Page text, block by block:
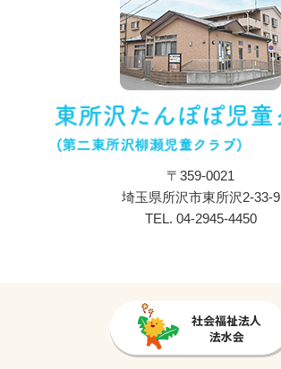
プライバシーポリシー
〒359-0021
埼玉県所沢市東所沢2-33-9
TEL. 04-2945-4450